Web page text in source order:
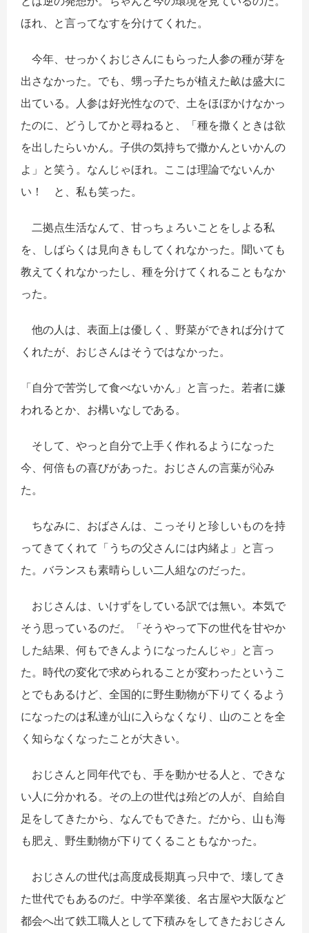
ほれ、と言ってなすを分けてくれた。
今年、せっかくおじさんにもらった人参の種が芽を
出さなかった。でも、甥っ子たちが植えた畝は盛大に
出ている。人参は好光性なので、土をほぼかけなかっ
たのに、どうしてかと尋ねると、「種を撒くときは欲
を出したらいかん。子供の気持ちで撒かんといかんの
よ」と笑う。なんじゃほれ。ここは理論でないんか
い！ と、私も笑った。
二拠点生活なんて、甘っちょろいことをしよる私
を、しばらくは見向きもしてくれなかった。聞いても
教えてくれなかったし、種を分けてくれることもなか
った。
他の人は、表面上は優しく、野菜ができれば分けて
くれたが、おじさんはそうではなかった。
「自分で苦労して食べないかん」と言った。若者に嫌
われるとか、お構いなしである。
そして、やっと自分で上手く作れるようになった
今、何倍もの喜びがあった。おじさんの言葉が沁み
た。
ちなみに、おばさんは、こっそりと珍しいものを持
ってきてくれて「うちの父さんには内緒よ」と言っ
た。バランスも素晴らしい二人組なのだった。
おじさんは、いけずをしている訳では無い。本気で
そう思っているのだ。「そうやって下の世代を甘やか
した結果、何もできんようになったんじゃ」と言っ
た。時代の変化で求められることが変わったというこ
とでもあるけど、全国的に野生動物が下りてくるよう
になったのは私達が山に入らなくなり、山のことを全
く知らなくなったことが大きい。
おじさんと同年代でも、手を動かせる人と、できな
い人に分かれる。その上の世代は殆どの人が、自給自
足をしてきたから、なんでもできた。だから、山も海
も肥え、野生動物が下りてくることもなかった。
おじさんの世代は高度成長期真っ只中で、壊してき
た世代でもあるのだ。中学卒業後、名古屋や大阪など
都会へ出て鉄工職人として下積みをしてきたおじさん